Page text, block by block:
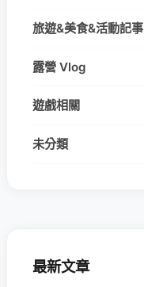
旅遊&美食&活動記事
露營 Vlog
遊戲相關
未分類
最新文章